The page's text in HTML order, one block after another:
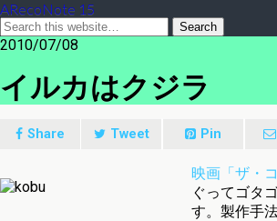
ARecoNote 15
2010/07/08
イルカはクジラ
Share Tweet Pin
映画「ザ・コ
ぐってゴタ
す。製作手